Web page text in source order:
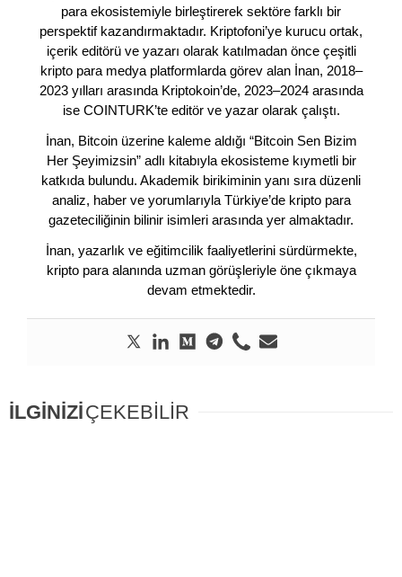
para ekosistemiyle birleştirerek sektöre farklı bir
perspektif kazandırmaktadır. Kriptofoni’ye kurucu ortak,
içerik editörü ve yazarı olarak katılmadan önce çeşitli
kripto para medya platformlarda görev alan İnan, 2018–
2023 yılları arasında Kriptokoin’de, 2023–2024 arasında
ise COINTURK’te editör ve yazar olarak çalıştı.
İnan, Bitcoin üzerine kaleme aldığı “Bitcoin Sen Bizim
Her Şeyimizsin” adlı kitabıyla ekosisteme kıymetli bir
katkıda bulundu. Akademik birikiminin yanı sıra düzenli
analiz, haber ve yorumlarıyla Türkiye’de kripto para
gazeteciliğinin bilinir isimleri arasında yer almaktadır.
İnan, yazarlık ve eğitimcilik faaliyetlerini sürdürmekte,
kripto para alanında uzman görüşleriyle öne çıkmaya
devam etmektedir.
İLGİNİZİÇEKEBİLİR